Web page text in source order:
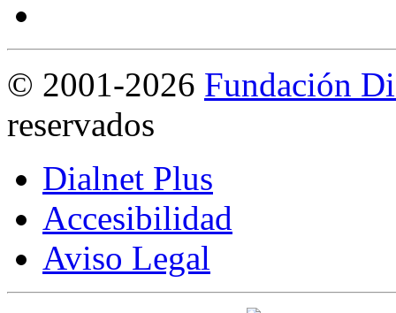
© 2001-2026 Fundación
reservados
Dialnet Plus
Accesibilidad
Aviso Legal